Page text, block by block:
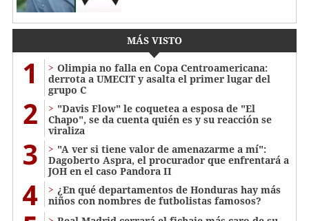
MÁS VISTO
1
Olimpia no falla en Copa Centroamericana:
derrota a UMECIT y asalta el primer lugar del
grupo C
2
"Davis Flow" le coquetea a esposa de "El
Chapo", se da cuenta quién es y su reacción se
viraliza
3
"A ver si tiene valor de amenazarme a mí":
Dagoberto Aspra, el procurador que enfrentará a
JOH en el caso Pandora II
4
¿En qué departamentos de Honduras hay más
niños con nombres de futbolistas famosos?